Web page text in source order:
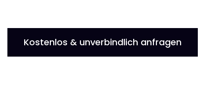
Kostenlos & unverbindlich anfragen